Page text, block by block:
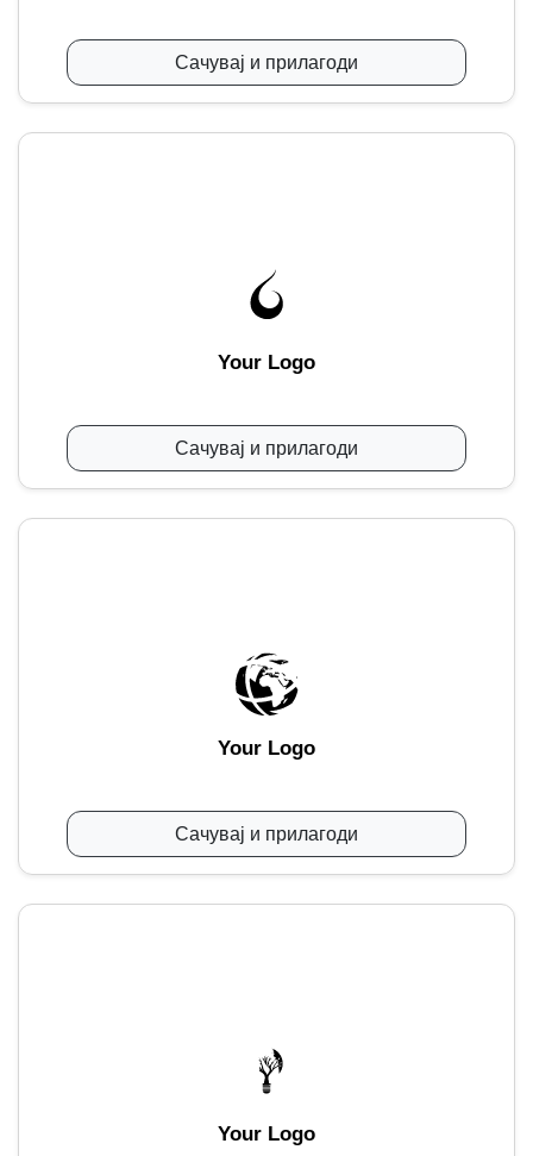
Сачувај и прилагоди
Your Logo
Сачувај и прилагоди
Your Logo
Сачувај и прилагоди
Your Logo